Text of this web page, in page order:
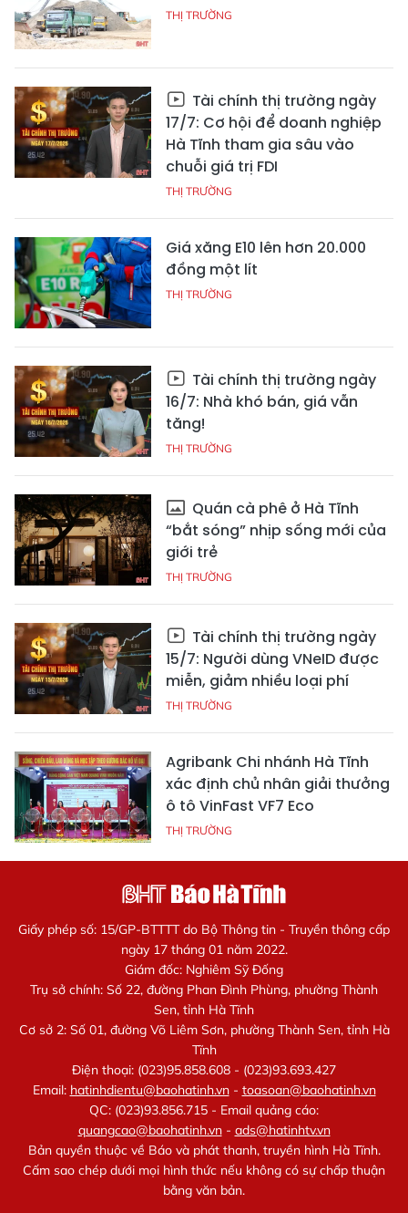
THỊ TRƯỜNG
Tài chính thị trường ngày
17/7: Cơ hội để doanh nghiệp
Hà Tĩnh tham gia sâu vào
chuỗi giá trị FDI
THỊ TRƯỜNG
Giá xăng E10 lên hơn 20.000
đồng một lít
THỊ TRƯỜNG
Tài chính thị trường ngày
16/7: Nhà khó bán, giá vẫn
tăng!
THỊ TRƯỜNG
Quán cà phê ở Hà Tĩnh
“bắt sóng” nhịp sống mới của
giới trẻ
THỊ TRƯỜNG
Tài chính thị trường ngày
15/7: Người dùng VNeID được
miễn, giảm nhiều loại phí
THỊ TRƯỜNG
Agribank Chi nhánh Hà Tĩnh
xác định chủ nhân giải thưởng
ô tô VinFast VF7 Eco
THỊ TRƯỜNG
Giấy phép số: 15/GP-BTTTT do Bộ Thông tin - Truyền thông cấp
ngày 17 tháng 01 năm 2022.
Giám đốc: Nghiêm Sỹ Đống
Trụ sở chính: Số 22, đường Phan Đình Phùng, phường Thành
Sen, tỉnh Hà Tĩnh
Cơ sở 2: Số 01, đường Võ Liêm Sơn, phường Thành Sen, tỉnh Hà
Tĩnh
Điện thoại: (023)95.858.608 - (023)93.693.427
Email: hatinhdientu@baohatinh.vn- toasoan@baohatinh.vn
QC: (023)93.856.715 - Email quảng cáo:
quangcao@baohatinh.vn- ads@hatinhtv.vn
Bản quyền thuộc về Báo và phát thanh, truyền hình Hà Tĩnh.
Cấm sao chép dưới mọi hình thức nếu không có sự chấp thuận
bằng văn bản.